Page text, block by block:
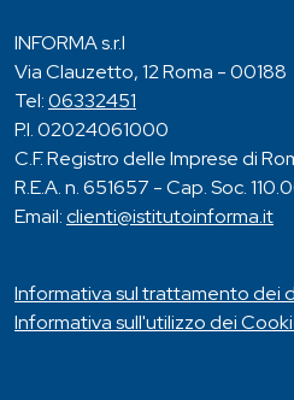
INFORMA s.r.l
Via Clauzetto, 12 Roma - 00188
Tel:06332451
P.I. 02024061000
C.F. Registro delle Imprese di
R.E.A. n. 651657 - Cap. Soc.
Email:clienti@istitutoinforma.it
Informativa sul trattamento dei
Informativa sull'utilizzo dei